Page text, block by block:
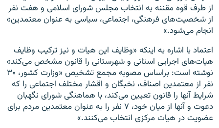
از طرف قوه مقننه به انتخاب مجلس شورای اسلامی و هفت نفر
از شخصیت‌های فرهنگی، اجتماعی، سیاسی به عنوان معتمدین»
انجام می‌شود.»
اعتماد با اشاره به اینکه «وظایف این هیات و نیز ترکیب وظایف
هیات‌های اجرایی استانی و شهرستانی را قانون مشخص می‌کند»
نوشته است: براساس مصوبه مجمع تشخیص «وزارت کشور، ۳۰
نفر از معتمدین اصناف، نخبگان و اقشار مختلف اجتماعی را که
شرایط آنها را قانون تعیین می‌کند، با هماهنگی شورای نگهبان
دعوت و آنها از میان خود، ۷ نفر را به عنوان معتمدین مردم برای
عضویت در هیات مرکزی انتخاب می‌کنند.»